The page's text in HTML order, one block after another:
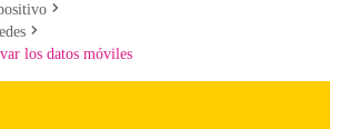
los datos móviles